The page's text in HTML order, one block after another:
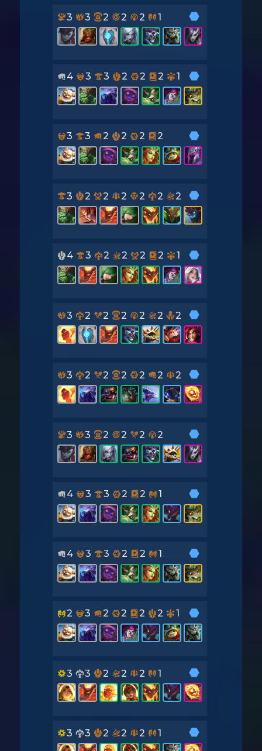
3 3 2 2 2 1
4 3 3 2 2 2 1
3 3 2 2 2 2
3 2 2 2 2 2 2
4 3 2 2 2 2 1
3 2 2 2 2 2 2
3 2 2 2 2 2 2
3 3 2 2 2 2
4 3 3 2 2 1
4 3 3 2 2 1
2 3 2 2 2 2 1
3 3 2 2 2 1
3 3 2 2 2 1